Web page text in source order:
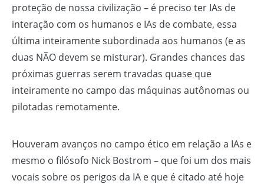
proteção de nossa civilização – é preciso ter IAs de
interação com os humanos e IAs de combate, essa
última inteiramente subordinada aos humanos (e as
duas NÃO devem se misturar). Grandes chances das
próximas guerras serem travadas quase que
inteiramente no campo das máquinas autônomas ou
pilotadas remotamente.
Houveram avanços no campo ético em relação a IAs e
mesmo o filósofo Nick Bostrom – que foi um dos mais
vocais sobre os perigos da IA e que é citado até hoje